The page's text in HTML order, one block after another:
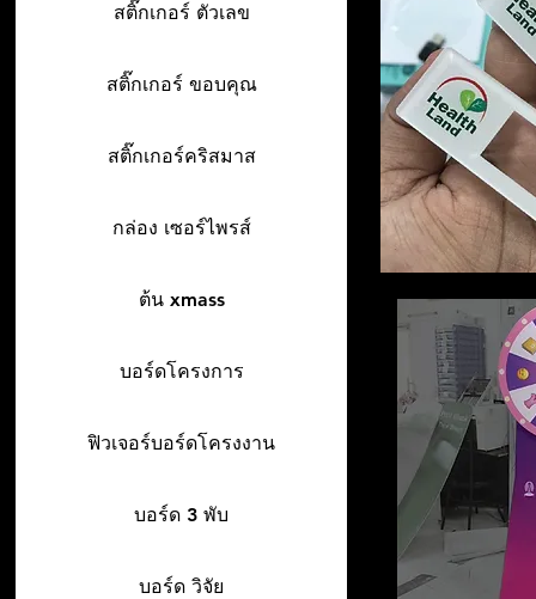
สติ๊กเกอร์ ตัวเลข
สติ๊กเกอร์ ขอบคุณ
สติ๊กเกอร์คริสมาส
กล่อง เซอร์ไพรส์
ต้น xmass
บอร์ดโครงการ
ฟิวเจอร์บอร์ดโครงงาน
บอร์ด 3 พับ
บอร์ด วิจัย